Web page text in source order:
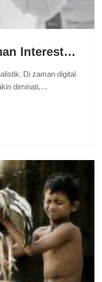
Interest…
Di zaman digital
diminati,…